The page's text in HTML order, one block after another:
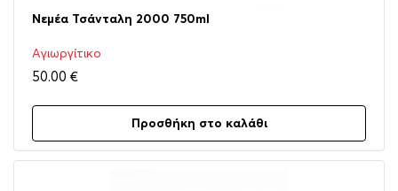
Νεμέα Τσάνταλη 2000 750ml
Αγιωργίτικο
50.00 €
Προσθήκη στο καλάθι